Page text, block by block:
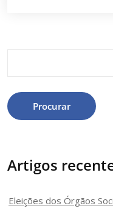
Procurar
Artigos
Eleições dos Órgãos